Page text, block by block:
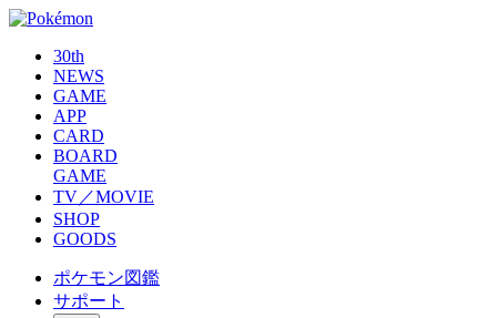
30th
NEWS
GAME
APP
CARD
BOARD
GAME
TV／MOVIE
SHOP
GOODS
ポケモン図鑑
サポート